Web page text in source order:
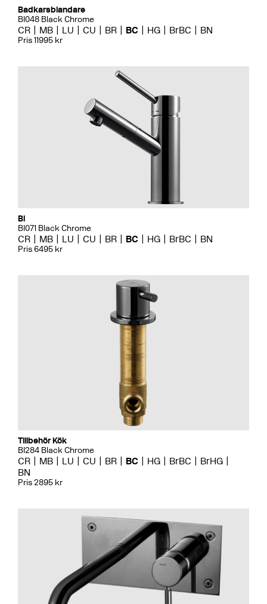
Badkarsblandare
BI048 Black Chrome
CR MB LU CU BR BC HG BrBC BN
Pris 11995 kr
Bi
BI071 Black Chrome
CR MB LU CU BR BC HG BrBC BN
Pris 6495 kr
Tillbehör Kök
BI284 Black Chrome
CR MB LU CU BR BC HG BrBC
BrHG
BN
Pris 2895 kr